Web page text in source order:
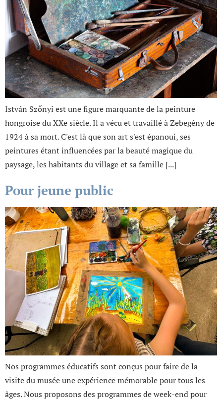
István Szőnyi est une figure marquante de la peinture
hongroise du XXe siècle. Il a vécu et travaillé à Zebegény de
1924 à sa mort. C'est là que son art s'est épanoui, ses
peintures étant influencées par la beauté magique du
paysage, les habitants du village et sa famille [...]
Pour jeune public
Nos programmes éducatifs sont conçus pour faire de la
visite du musée une expérience mémorable pour tous les
âges. Nous proposons des programmes de week-end pour